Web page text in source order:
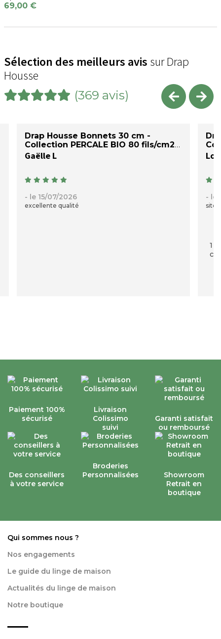
69,00 €
Sélection des meilleurs avis sur Drap
Housse
(369 avis)
Drap Housse Bonnets 30 cm -
Collection PERCALE BIO 80 fils/cm2
Gaëlle L
- le 15/07/2026
excellente qualité
- le
site
1
Paiement 100%
sécurisé
Livraison
Colissimo
suivi
Garanti satisfait
ou remboursé
Des conseillers
à votre service
Broderies
Personnalisées
Showroom
Retrait en
boutique
Qui sommes nous ?
Nos engagements
Le guide du linge de maison
Actualités du linge de maison
Notre boutique